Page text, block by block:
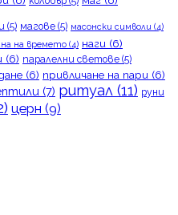
(5) магове (5) масонски символи (4)
на времето (4) наги (6)
(6) паралелни светове (5)
(6) привличане на пари (6)
(7) ритуал (11) руни
церн (9)